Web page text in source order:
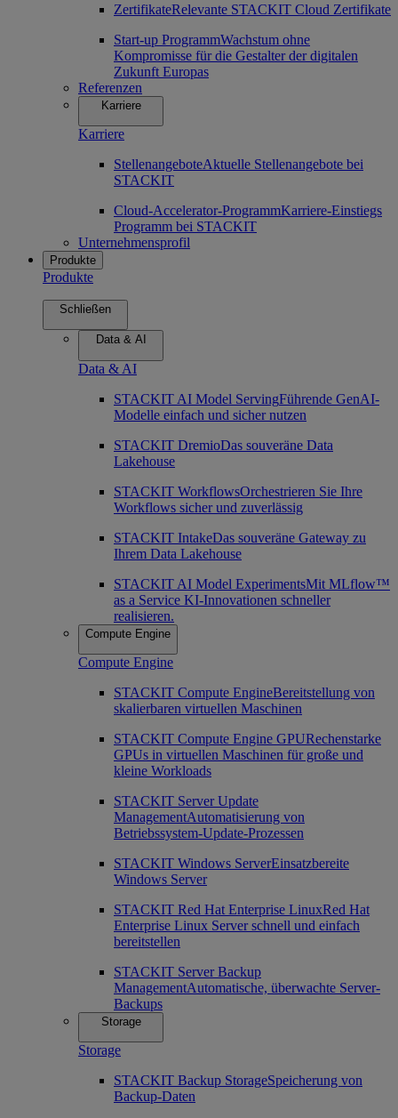
ZertifikateRelevante STACKIT Cloud Zertifikate
Start-up ProgrammWachstum ohne
Kompromisse für die Gestalter der digitalen
Zukunft Europas
Referenzen
Karriere
Karriere
StellenangeboteAktuelle Stellenangebote bei
STACKIT
Cloud-Accelerator-ProgrammKarriere-Einstiegs
Programm bei STACKIT
Unternehmensprofil
Produkte
Produkte
Schließen
Data & AI
Data & AI
STACKIT AI Model ServingFührende GenAI-
Modelle einfach und sicher nutzen
STACKIT DremioDas souveräne Data
Lakehouse
STACKIT WorkflowsOrchestrieren Sie Ihre
Workflows sicher und zuverlässig
STACKIT IntakeDas souveräne Gateway zu
Ihrem Data Lakehouse
STACKIT AI Model ExperimentsMit MLflow™
as a Service KI-Innovationen schneller
realisieren.
Compute Engine
Compute Engine
STACKIT Compute EngineBereitstellung von
skalierbaren virtuellen Maschinen
STACKIT Compute Engine GPURechenstarke
GPUs in virtuellen Maschinen für große und
kleine Workloads
STACKIT Server Update
ManagementAutomatisierung von
Betriebssystem-Update-Prozessen
STACKIT Windows ServerEinsatzbereite
Windows Server
STACKIT Red Hat Enterprise LinuxRed Hat
Enterprise Linux Server schnell und einfach
bereitstellen
STACKIT Server Backup
ManagementAutomatische, überwachte Server-
Backups
Storage
Storage
STACKIT Backup StorageSpeicherung von
Backup-Daten